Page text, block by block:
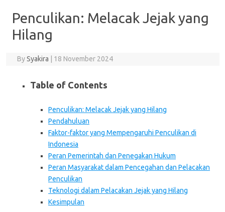
Penculikan: Melacak Jejak yang
Hilang
BySyakira 18 November 2024
Table of Contents
Penculikan: Melacak Jejak yang Hilang
Pendahuluan
Faktor-faktor yang Mempengaruhi Penculikan di
Indonesia
Peran Pemerintah dan Penegakan Hukum
Peran Masyarakat dalam Pencegahan dan Pelacakan
Penculikan
Teknologi dalam Pelacakan Jejak yang Hilang
Kesimpulan